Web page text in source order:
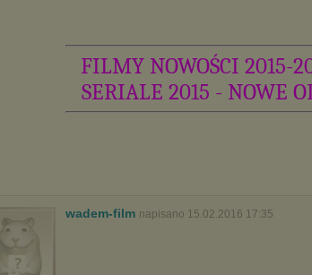
FILMY NOWOŚCI 2015-
SERIALE 2015 - NOWE
wadem-film napisano 15.02.2016 17:35